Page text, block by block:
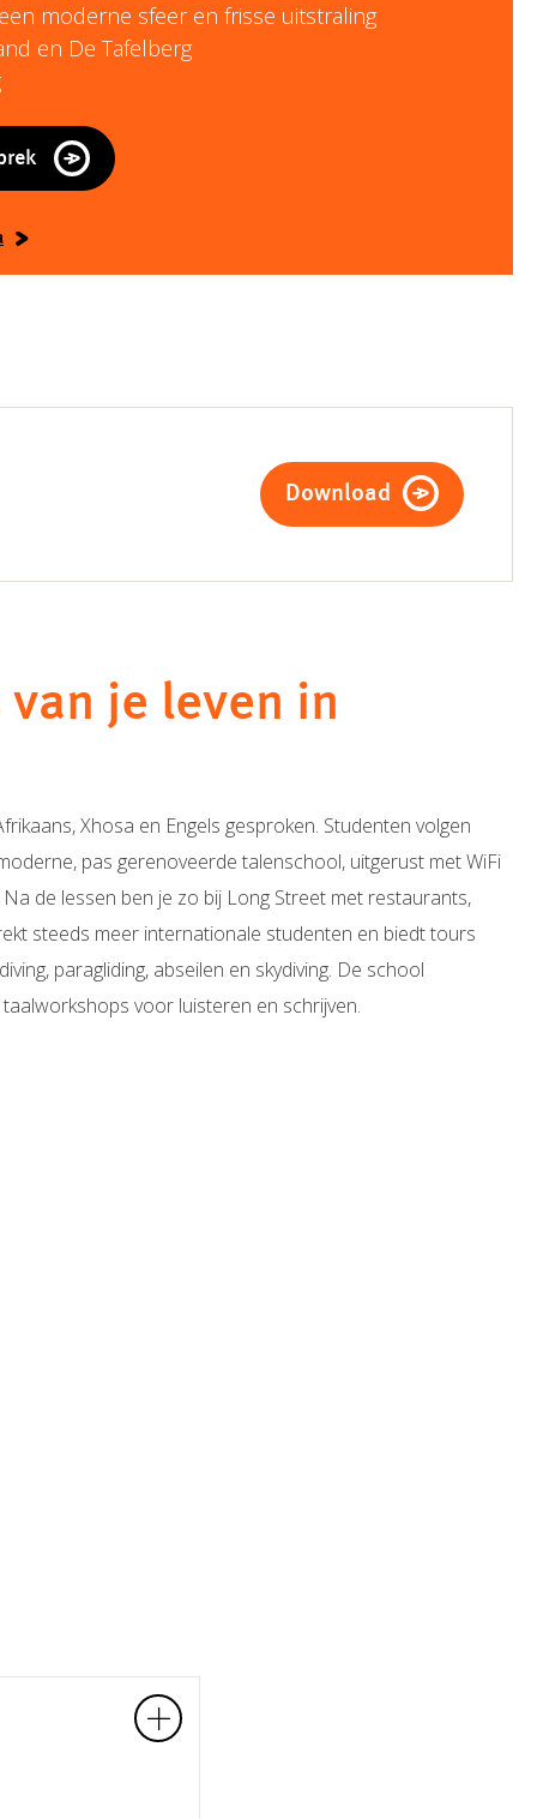
moderne sfeer en frisse uitstraling
en De Tafelberg
Download
je leven in
Xhosa en Engels gesproken. Studenten volgen
pas gerenoveerde talenschool, uitgerust met WiFi
de lessen ben je zo bij Long Street met restaurants,
steeds meer internationale studenten en biedt tours
paragliding, abseilen en skydiving. De school
voor luisteren en schrijven.